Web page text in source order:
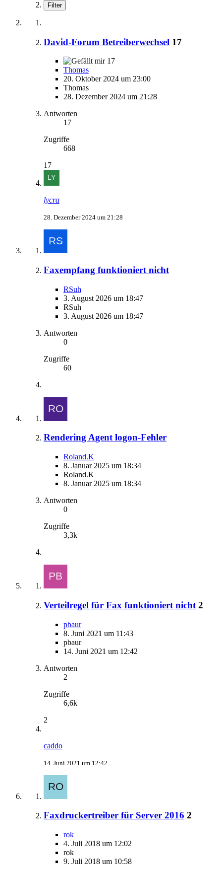
Filter
David-Forum Betreiberwechsel 17
17
Thomas
20. Oktober 2024 um 23:00
Thomas
28. Dezember 2024 um 21:28
Antworten
17
Zugriffe
668
17
lycra
28. Dezember 2024 um 21:28
Faxempfang funktioniert nicht
RSuh
3. August 2026 um 18:47
RSuh
3. August 2026 um 18:47
Antworten
0
Zugriffe
60
Rendering Agent logon-Fehler
Roland.K
8. Januar 2025 um 18:34
Roland.K
8. Januar 2025 um 18:34
Antworten
0
Zugriffe
3,3k
Verteilregel für Fax funktioniert nicht 2
pbaur
8. Juni 2021 um 11:43
pbaur
14. Juni 2021 um 12:42
Antworten
2
Zugriffe
6,6k
2
caddo
14. Juni 2021 um 12:42
Faxdruckertreiber für Server 2016 2
rok
4. Juli 2018 um 12:02
rok
9. Juli 2018 um 10:58